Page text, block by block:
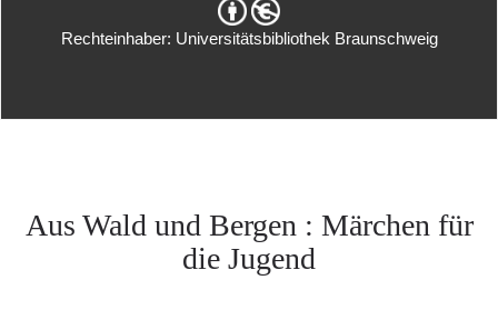
Rechteinhaber: Universitätsbibliothek Braunschweig
Aus Wald und Bergen : Märchen für
die Jugend